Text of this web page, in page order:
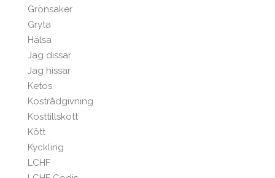
Grönsaker
Gryta
Hälsa
Jag dissar
Jag hissar
Ketos
Kostrådgivning
Kosttillskott
Kött
Kyckling
LCHF